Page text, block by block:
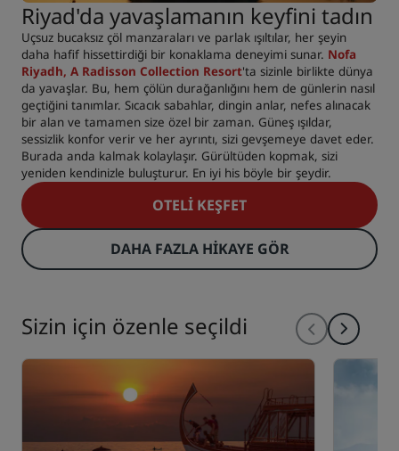
Riyad'da yavaşlamanın keyfini tadın
Uçsuz bucaksız çöl manzaraları ve parlak ışıltılar, her şeyin
daha hafif hissettirdiği bir konaklama deneyimi sunar. Nofa
Riyadh, A Radisson Collection Resort'ta sizinle birlikte dünya
da yavaşlar. Bu, hem çölün durağanlığını hem de günlerin nasıl
geçtiğini tanımlar. Sıcacık sabahlar, dingin anlar, nefes alınacak
bir alan ve tamamen size özel bir zaman. Güneş ışıldar,
sessizlik konfor verir ve her ayrıntı, sizi gevşemeye davet eder.
Burada anda kalmak kolaylaşır. Gürültüden kopmak, sizi
yeniden kendinizle buluşturur. En iyi his böyle bir şeydir.
OTELI KEŞFET
DAHA FAZLA HIKAYE GÖR
Sizin için özenle seçildi